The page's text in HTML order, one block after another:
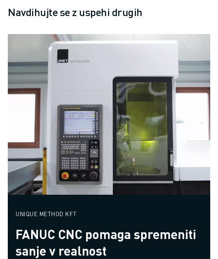
Navdihujte se z uspehi drugih
UNIQUE METHOD KFT
FANUC CNC pomaga spremeniti
sanje v realnost